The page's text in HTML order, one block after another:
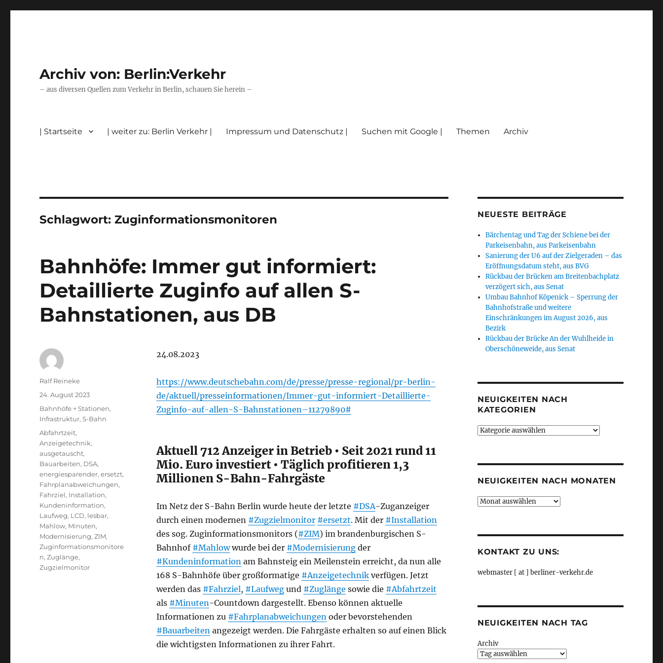
Archiv von: Berlin:Verkehr
– aus diversen Quellen zum Verkehr in Berlin, schauen Sie herein –
| Startseite | weiter zu: Berlin Verkehr | Impressum und Datenschutz | Suchen mit Google | Themen Archiv
Schlagwort:Zuginformationsmonitoren
Bahnhöfe: Immer gut informiert:
Detaillierte Zuginfo auf allen S-
Bahnstationen, aus DB
24.08.2023
https://www.deutschebahn.com/de/presse/presse-regional/pr-berlin-
de/aktuell/presseinformationen/Immer-gut-informiert-Detaillierte-
Zuginfo-auf-allen-S-Bahnstationen–11279890#
Aktuell 712 Anzeiger in Betrieb • Seit 2021 rund 11
Mio. Euro investiert • Täglich profitieren 1,3
Millionen S-Bahn-Fahrgäste
Im Netz der S-Bahn Berlin wurde heute der letzte #DSA-Zuganzeiger
durch einen modernen #Zugzielmonitor #ersetzt. Mit der #Installation
des sog. Zuginformationsmonitors (#ZIM) im brandenburgischen S-
Bahnhof #Mahlowwurde bei der #Modernisierungder
#Kundeninformationam Bahnsteig ein Meilenstein erreicht, da nun alle
168 S-Bahnhöfe über großformatige #Anzeigetechnikverfügen. Jetzt
werden das #Fahrziel, #Laufwegund #Zuglänge sowie die #Abfahrtzeit
als #Minuten-Countdown dargestellt. Ebenso können aktuelle
Informationen zu #Fahrplanabweichungenoder bevorstehenden
#Bauarbeitenangezeigt werden. Die Fahrgäste erhalten so auf einen Blick
die wichtigsten Informationen zu ihrer Fahrt.
Autor
Ralf Reineke
Veröffentlicht
am
24. August 2023
Kategorien
Bahnhöfe + Stationen,
Infrastruktur,S-Bahn
Schlagwörter
Abfahrtzeit,
Anzeigetechnik,
ausgetauscht,
Bauarbeiten, DSA,
energiesparender,ersetzt,
Fahrplanabweichungen,
Fahrziel, Installation,
Kundeninformation,
Laufweg, LCD, lesbar,
Mahlow, Minuten,
Modernisierung,ZIM,
Zuginformationsmonitore
n,Zuglänge,
Zugzielmonitor
NEUESTE BEITRÄGE
Bärchentag und Tag der Schiene bei der
Parkeisenbahn, aus Parkeisenbahn
Sanierung der U6 auf der Zielgeraden – das
Eröffnungsdatum steht, aus BVG
Rückbau der Brücken am Breitenbachplatz
verzögert sich, aus Senat
Umbau Bahnhof Köpenick – Sperrung der
Bahnhofstraße und weitere
Einschränkungen im August 2026, aus
Bezirk
Rückbau der Brücke An der Wuhlheide in
Oberschöneweide, aus Senat
NEUIGKEITEN NACH
KATEGORIEN
Neuigkeiten
NEUIGKEITEN NACH MONATEN
Neuigkeiten
KONTAKT ZU UNS:
webmaster [ at ] berliner-verkehr.de
NEUIGKEITEN NACH TAG
Archiv